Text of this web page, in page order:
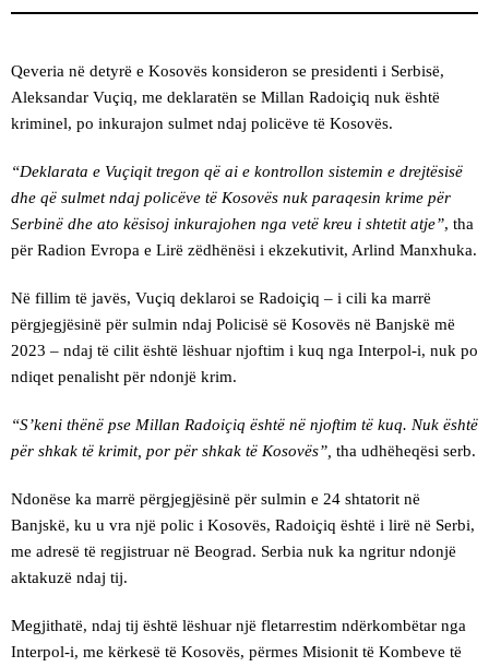
Qeveria në detyrë e Kosovës konsideron se presidenti i Serbisë,
Aleksandar Vuçiq, me deklaratën se Millan Radoiçiq nuk është
kriminel, po inkurajon sulmet ndaj policëve të Kosovës.
“Deklarata e Vuçiqit tregon që ai e kontrollon sistemin e drejtësisë
dhe që sulmet ndaj policëve të Kosovës nuk paraqesin krime për
Serbinë dhe ato kësisoj inkurajohen nga vetë kreu i shtetit atje”, tha
për Radion Evropa e Lirë zëdhënësi i ekzekutivit, Arlind Manxhuka.
Në fillim të javës, Vuçiq deklaroi se Radoiçiq – i cili ka marrë
përgjegjësinë për sulmin ndaj Policisë së Kosovës në Banjskë më
2023 – ndaj të cilit është lëshuar njoftim i kuq nga Interpol-i, nuk po
ndiqet penalisht për ndonjë krim.
“S’keni thënë pse Millan Radoiçiq është në njoftim të kuq. Nuk është
për shkak të krimit, por për shkak të Kosovës”, tha udhëheqësi serb.
Ndonëse ka marrë përgjegjësinë për sulmin e 24 shtatorit në
Banjskë, ku u vra një polic i Kosovës, Radoiçiq është i lirë në Serbi,
me adresë të regjistruar në Beograd. Serbia nuk ka ngritur ndonjë
aktakuzë ndaj tij.
Megjithatë, ndaj tij është lëshuar një fletarrestim ndërkombëtar nga
Interpol-i, me kërkesë të Kosovës, përmes Misionit të Kombeve të